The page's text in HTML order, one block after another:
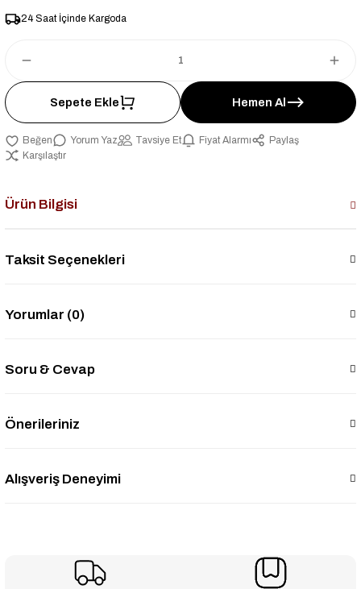
24 Saat İçinde Kargoda
Sepete Ekle Hemen Al
Yorum Yaz Tavsiye Et Fiyat Alarmı
Paylaş
Karşılaştır
Ürün Bilgisi
Taksit Seçenekleri
Yorumlar (0)
Soru & Cevap
Önerileriniz
Alışveriş Deneyimi